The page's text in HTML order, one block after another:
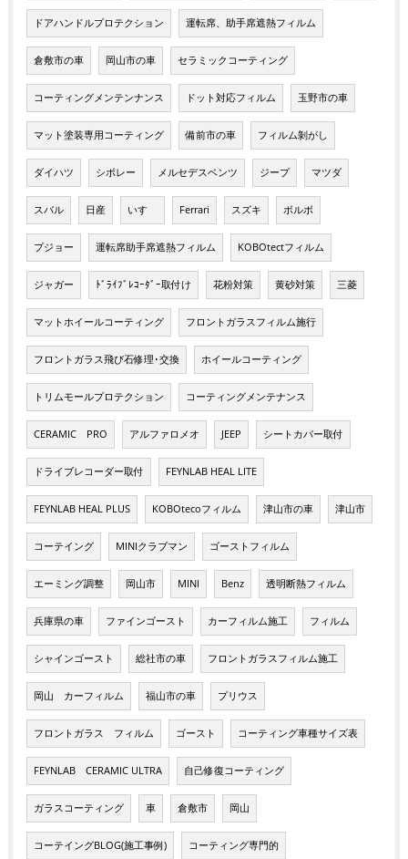
ドアハンドルプロテクション 運転席、助手席遮熱フィルム
倉敷市の車 岡山市の車 セラミックコーティング
コーティングメンテンナンス ドット対応フィルム 玉野市の車
マット塗装専用コーティング 備前市の車 フィルム剝がし
ダイハツ シボレー メルセデスベンツ ジープ マツダ
スバル 日産 いすゞ Ferrari スズキ ボルボ
プジョー 運転席助手席遮熱フィルム KOBOtectフィルム
ジャガー ﾄﾞﾗｲﾌﾞﾚｺｰﾀﾞｰ取付け 花粉対策 黄砂対策 三菱
マットホイールコーティング フロントガラスフィルム施行
フロントガラス飛び石修理･交換 ホイールコーティング
トリムモールプロテクション コーティングメンテナンス
CERAMIC PRO アルファロメオ JEEP シートカバー取付
ドライブレコーダー取付 FEYNLAB HEAL LITE
FEYNLAB HEAL PLUS KOBOtecoフィルム 津山市の車 津山市
コーテイング MINIクラブマン ゴーストフィルム
エーミング調整 岡山市 MINI Benz 透明断熱フィルム
兵庫県の車 ファインゴースト カーフィルム施工 フィルム
シャインゴースト 総社市の車 フロントガラスフィルム施工
岡山 カーフィルム 福山市の車 プリウス
フロントガラス フィルム ゴースト コーティング車種サイズ表
FEYNLAB CERAMIC ULTRA 自己修復コーティング
ガラスコーティング 車 倉敷市 岡山
コーテイングBLOG(施工事例) コーティング専門的